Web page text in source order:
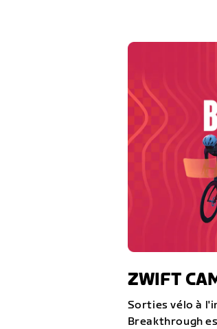
ZWIFT
Sorties vélo à
Breakthrough